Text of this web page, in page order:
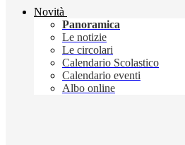
Novità
Panoramica
Le notizie
Le circolari
Calendario Scolastico
Calendario eventi
Albo online